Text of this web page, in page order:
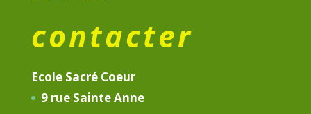
contacter
Ecole Sacré Coeur
9 rue Sainte Anne